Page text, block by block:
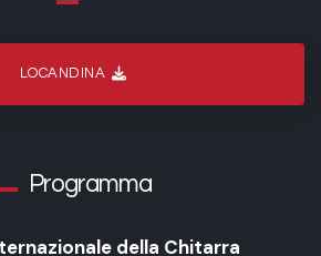
LOCANDINA
Programma
della Chitarra